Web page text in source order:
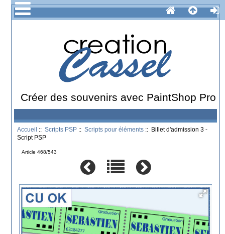
Créer des souvenirs avec PaintShop Pro
Accueil ::Scripts PSP ::Scripts pour éléments :: Billet d'admission 3 -
Script PSP
Article 468/543